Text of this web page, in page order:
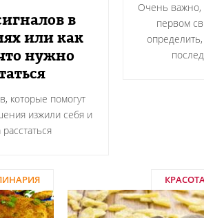
Очень важно,
первом
в
или как
нужно
которые помогут
изжили себя и